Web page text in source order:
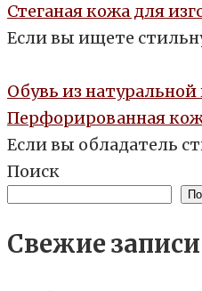
Стеганая кожа для
Если вы ищете
Обувь из
Перфорированная
Если вы обладатель
Поиск
Свежие записи